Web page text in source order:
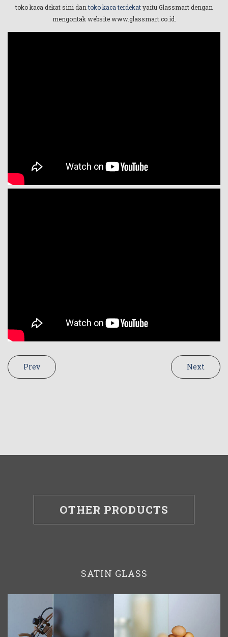
toko kaca dekat sini dantoko kaca terdekatyaitu Glassmart dengan
mengontak website www.glassmart.co.id.
Prev Next
OTHER PRODUCTS
SATIN GLASS